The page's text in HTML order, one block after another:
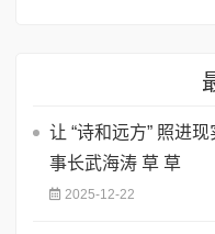
让 “诗和远方” 照进
事长武海涛 草 草
2025-12-22